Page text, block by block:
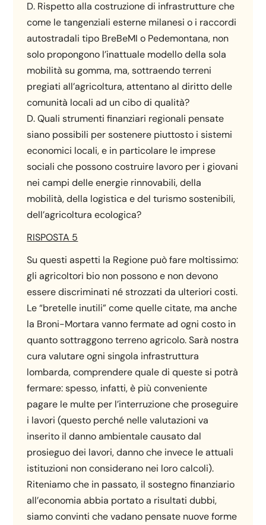
D. Rispetto alla costruzione di infrastrutture che
come le tangenziali esterne milanesi o i raccordi
autostradali tipo BreBeMI o Pedemontana, non
solo propongono l’inattuale modello della sola
mobilità su gomma, ma, sottraendo terreni
pregiati all’agricoltura, attentano al diritto delle
comunità locali ad un cibo di qualità?
D. Quali strumenti finanziari regionali pensate
siano possibili per sostenere piuttosto i sistemi
economici locali, e in particolare le imprese
sociali che possono costruire lavoro per i giovani
nei campi delle energie rinnovabili, della
mobilità, della logistica e del turismo sostenibili,
dell’agricoltura ecologica?
RISPOSTA 5
Su questi aspetti la Regione può fare moltissimo:
gli agricoltori bio non possono e non devono
essere discriminati né strozzati da ulteriori costi.
Le “bretelle inutili” come quelle citate, ma anche
la Broni-Mortara vanno fermate ad ogni costo in
quanto sottraggono terreno agricolo. Sarà nostra
cura valutare ogni singola infrastruttura
lombarda, comprendere quale di queste si potrà
fermare: spesso, infatti, è più conveniente
pagare le multe per l’interruzione che proseguire
i lavori (questo perché nelle valutazioni va
inserito il danno ambientale causato dal
prosieguo dei lavori, danno che invece le attuali
istituzioni non considerano nei loro calcoli).
Riteniamo che in passato, il sostegno finanziario
all’economia abbia portato a risultati dubbi,
siamo convinti che vadano pensate nuove forme